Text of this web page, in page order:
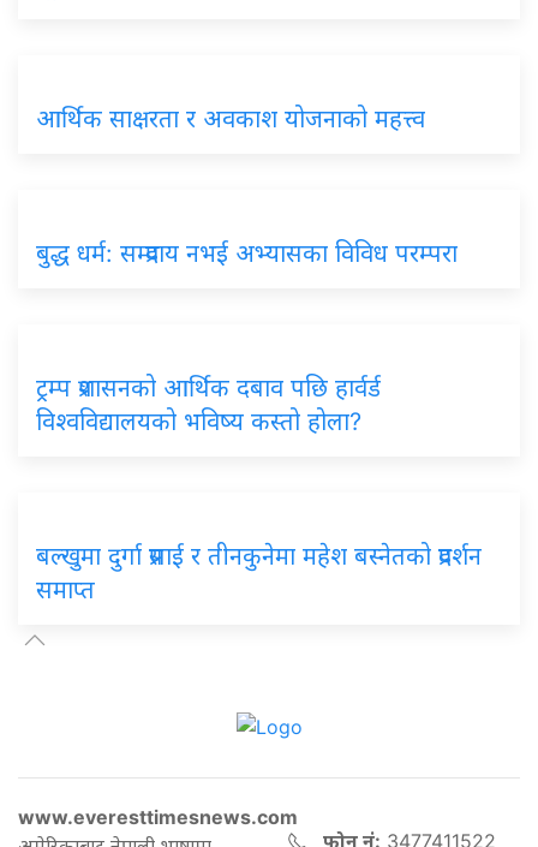
आर्थिक साक्षरता र अवकाश योजनाको महत्त्व
बुद्ध धर्म: सम्प्रदाय नभई अभ्यासका विविध परम्परा
ट्रम्प प्रशासनको आर्थिक दबाव पछि हार्वर्ड
विश्वविद्यालयको भविष्य कस्तो होला?
बल्खुमा दुर्गा प्रसाई र तीनकुनेमा महेश बस्नेतको प्रदर्शन
समाप्त
www.everesttimesnews.com
फोन नं: 3477411522